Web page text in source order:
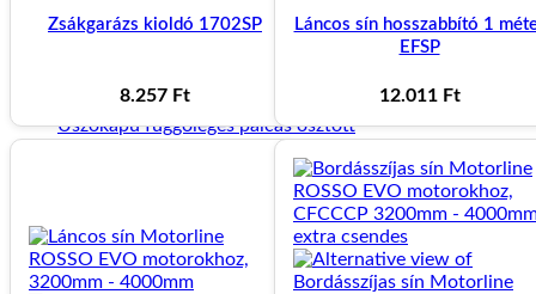
Úszókapu függőleges pálcás osztott
Tolókapu keret méretre gyártott
Zsákgarázs kioldó 1702SP
8.257 Ft
Láncos sín hosszabbító 1
EFSP
12.011 Ft